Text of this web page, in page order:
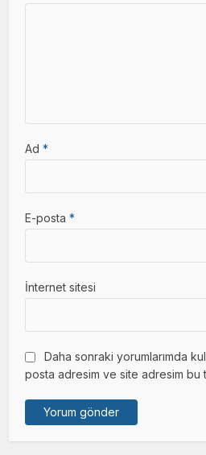
Ad*
E-posta*
İnternet sitesi
Daha sonraki yorumlarımda
posta adresim ve site adresim bu